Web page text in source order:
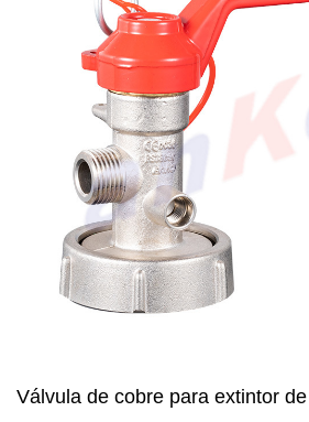
Válvula de cobre para extintor